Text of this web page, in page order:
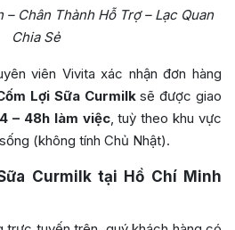
Chân Thành Hỗ Trợ – Lạc Quan
Chia Sẻ
viên Vivita xác nhận đơn hàng
Lợi Sữa Curmilksẽ được giao
– 48h làm việc, tuỳ theo khu vực
(không tính Chủ Nhật).
Curmilk tại Hồ Chí Minh